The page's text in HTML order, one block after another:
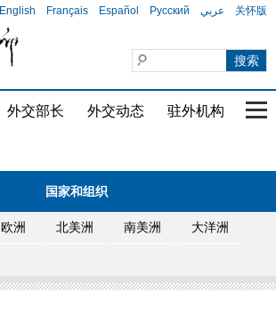
English Français Español Русский عربي 关怀版
外交部长 外交动态 驻外机构 国
国家和组织
欧洲 北美洲 南美洲 大洋洲